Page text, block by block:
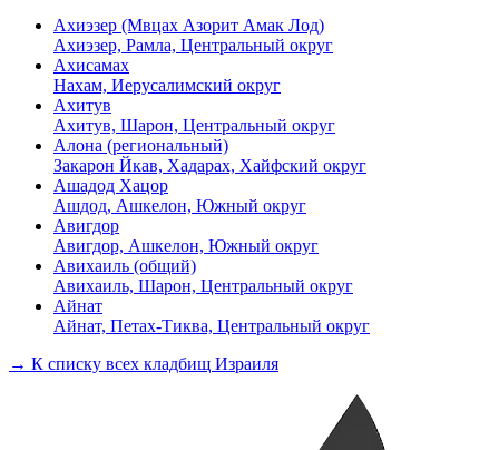
Ахиэзер (Мвцах Азорит Амак Лод)
Ахиэзер, Рамла, Центральный округ
Ахисамах
Нахам, Иерусалимский округ
Ахитув
Ахитув, Шарон, Центральный округ
Алона (региональный)
Закарон Йкав, Хадарах, Хайфский округ
Ашадод Хацор
Ашдод, Ашкелон, Южный округ
Авигдор
Авигдор, Ашкелон, Южный округ
Авихаиль (общий)
Авихаиль, Шарон, Центральный округ
Айнат
Айнат, Петах-Тиква, Центральный округ
→ К списку всех кладбищ Израиля